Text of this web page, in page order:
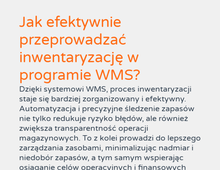
Jak efektywnie
przeprowadzać
inwentaryzację w
programie WMS?
Dzięki systemowi WMS, proces inwentaryzacji
staje się bardziej zorganizowany i efektywny.
Automatyzacja i precyzyjne śledzenie zapasów
nie tylko redukuje ryzyko błędów, ale również
zwiększa transparentność operacji
magazynowych. To z kolei prowadzi do lepszego
zarządzania zasobami, minimalizując nadmiar i
niedobór zapasów, a tym samym wspierając
osiąganie celów operacyjnych i finansowych